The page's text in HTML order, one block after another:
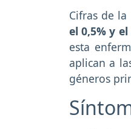
Cifras de
el 0,5% y
esta
aplican a
géneros